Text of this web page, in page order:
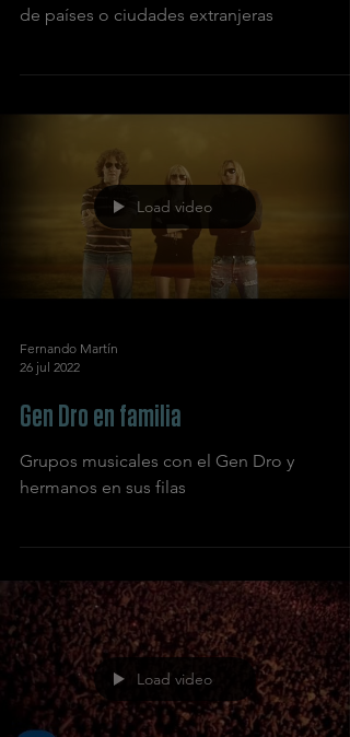
de países o ciudades extranjeras
Load video
Fernando Martín
26 jul 2022
Gen Dro en familia
Grupos musicales con el Gen Dro y
hermanos en sus filas
Load video